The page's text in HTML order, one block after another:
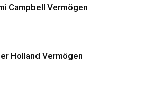
Campbell Vermögen
Holland Vermögen